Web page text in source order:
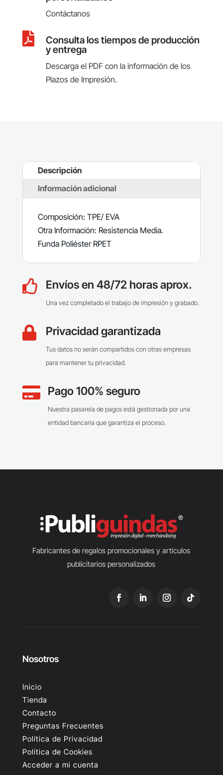
Contáctanos
 Consulta los tiempos de producción
y entrega
Descarga el PDF con la información de los
Plazos de Impresión.
Descripción
Información adicional
Composición: TPE/ EVA
Otra Información: Resistencia Media.
Funda Poliéster RPET
 Envíos en 48/72 horas aprox.
Una vez completado el trabajo de impresión y grabado.
 Privacidad garantizada
Tus datos no serán compartidos con otras empresas
para mantener tu privacidad.
 Pago 100% seguro
Nuestra pasarela de pagos está gestionada por una
entidad bancaria que garantiza el proceso.
Fabricantes de regalos promocionales y artículos
publicitarios personalizados
Nosotros
Inicio
Tienda
Contacto
Preguntas Frecuentes
Política de Privacidad
Política de Cookies
Acceder a mi cuenta